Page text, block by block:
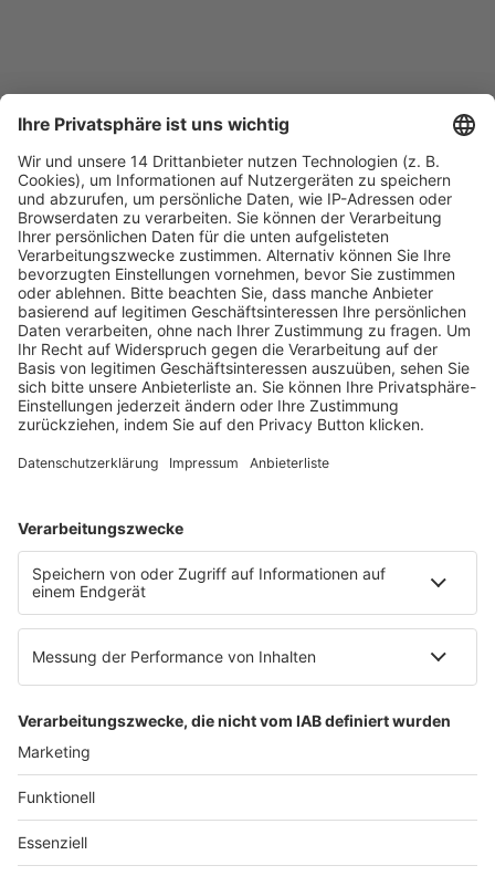
Fachmedien Recht und Wirtschaft
Ein Fachbereich der
dfv Mediengruppe
Mainzer Landstr. 251
60326 Frankfurt am Main
E-Mail:info@ruw.de
Web:https://www.ruw.de
AGB
Datenschutzerklärung
Genderhinweis
Cookie-Einstellungen